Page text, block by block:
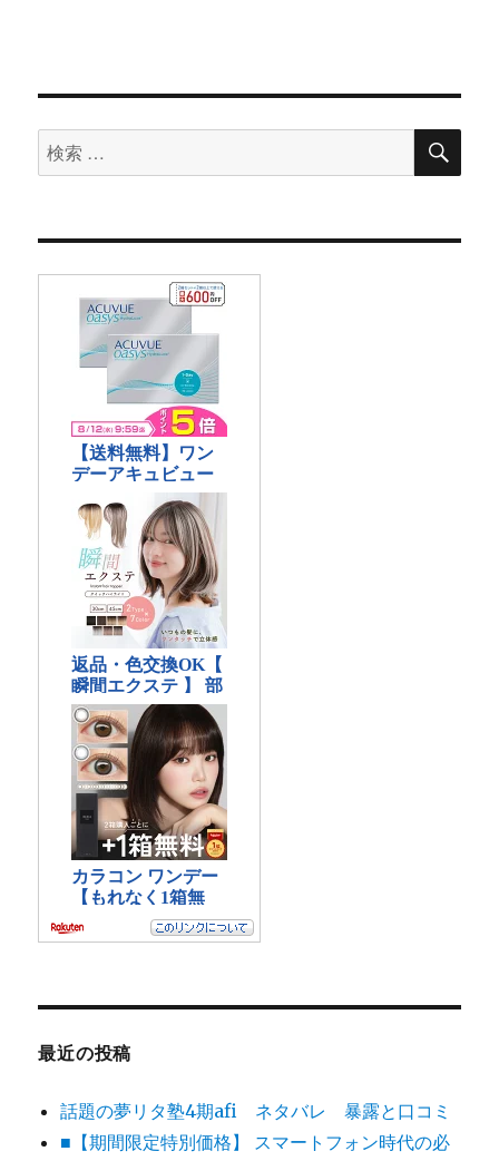
検
索
象:
検
最近の投稿
話題の夢リタ塾4期afi ネタバレ 暴露と口コミ
■【期間限定特別価格】 スマートフォン時代の必